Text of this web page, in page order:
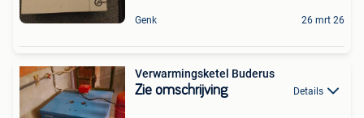
Genk 26 mrt 26
Verwarmingsketel Buderus
Zie omschrijving Details